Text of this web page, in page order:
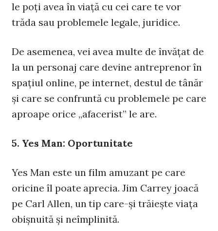
le poţi avea în viaţă cu cei care te vor
trăda sau problemele legale, juridice.
De asemenea, vei avea multe de învăţat de
la un personaj care devine antreprenor în
spaţiul online, pe internet, destul de tânăr
şi care se confruntă cu problemele pe care
aproape orice „afacerist” le are.
5. Yes Man: Oportunitate
Yes Man este un film amuzant pe care
oricine îl poate aprecia. Jim Carrey joacă
pe Carl Allen, un tip care-şi trăieşte viaţa
obişnuită şi neîmplinită.